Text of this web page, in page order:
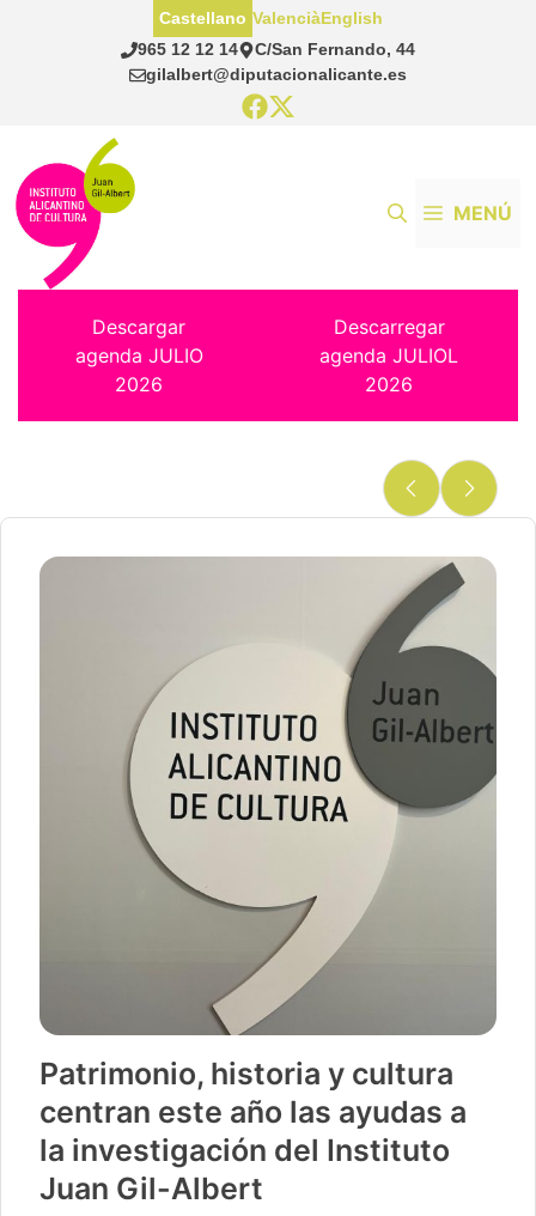
965 12 12 14
C/San Fernando, 44
gilalbert@diputacionalicante.es
Castellano ValenciàEnglish
MENÚ
Descargar
agenda JULIO
2026
Descarregar
agenda JULIOL
2026
Patrimonio, historia y cultura
centran este año las ayudas a
la investigación del Instituto
Juan Gil-Albert